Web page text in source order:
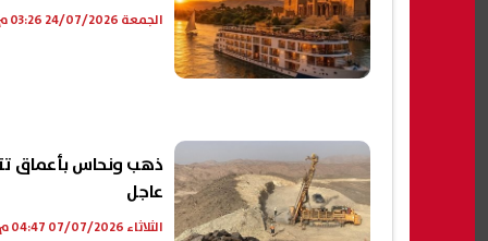
الجمعة 24/07/2026 03:26 م
عاجل
الثلاثاء 07/07/2026 04:47 م